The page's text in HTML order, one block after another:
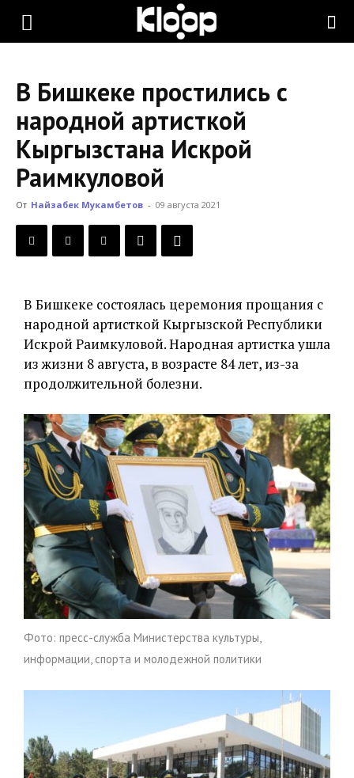
KLOOP.KG
Новости
Кыргызстана
В Бишкеке простились с
народной артисткой
Кыргызстана Искрой
Раимкуловой
От Найзабек Мукамбетов - 09 августа 2021
В Бишкеке состоялась церемония прощания с
народной артисткой Кыргызской Республики
Искрой Раимкуловой. Народная артистка ушла
из жизни 8 августа, в возрасте 84 лет, из-за
продолжительной болезни.
Фото: пресс-служба Министерства культуры,
информации, спорта и молодежной политики